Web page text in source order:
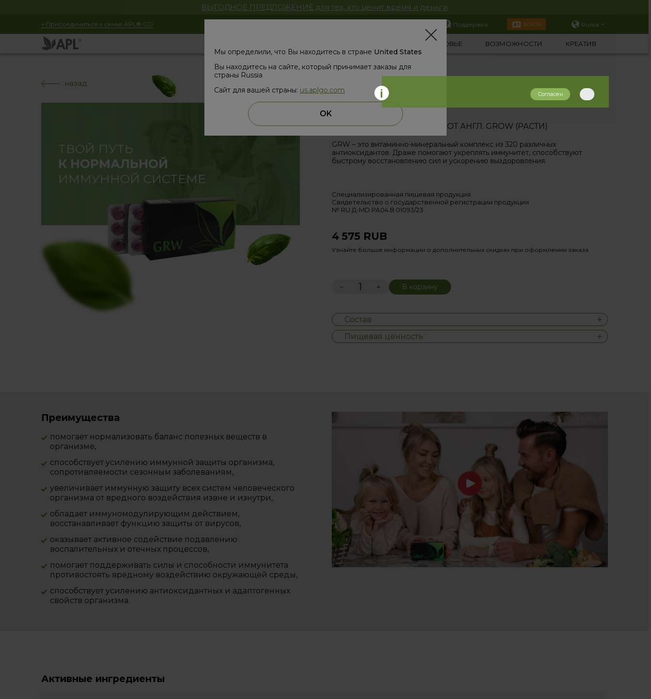
ВЫГОДНОЕ ПРЕДЛОЖЕНИЕ для тех, кто ценит время и деньги
+ Присоединиться к семье APL® GO Поддержка ВОЙТИ Russia
ЗДОРОВЬЕ ВОЗМОЖНОСТИ КРЕАТИВ
назад
ТВОЙ ПУТЬ
К НОРМАЛЬНОЙ
ИММУННОЙ СИСТЕМЕ
GRW
(ПРОИЗНОСИТСЯ «ГРОУ») – ОТ АНГЛ. GROW (РАСТИ)
GRW – это витаминно-минеральный комплекс из 320 различных
антиоксидантов. Драже помогают укреплять иммунитет, способствуют
быстрому восстановлению сил и ускорению выздоровления.
Специализированная пищевая продукция
Свидетельство о государственной регистрации продукции
№ RU Д-MD.РА04.В.01093/23
4 575 RUB
Узнайте больше информации о дополнительных скидках при оформлении заказа
− + В корзину
Состав
Пищевая ценность
Преимущества
помогает нормализовать баланс полезных веществ в
организме,
способствует усилению иммунной защиты организма,
сопротивляемости сезонным заболеваниям,
увеличивает иммунную защиту всех систем человеческого
организма от вредного воздействия извне и изнутри,
обладает иммуномодулирующим действием,
восстанавливает функцию защиты от вирусов,
оказывает активное содействие подавлению
воспалительных и отечных процессов,
помогает поддерживать силы и способности иммунитета
противостоять вредному воздействию окружающей среды,
способствует усилению антиоксидантных и адаптогенных
свойств организма.
Активные ингредиенты
Мы определили, что Вы находитесь в стране United States
Вы находитесь на сайте, который принимает заказы для
страны Russia
Сайт для вашей страны: us.aplgo.com
OK
Согласен